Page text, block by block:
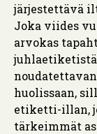
järjestettävä
Joka viides
arvokas
huolissaan,
etiketti-illan,
tärkeimmät